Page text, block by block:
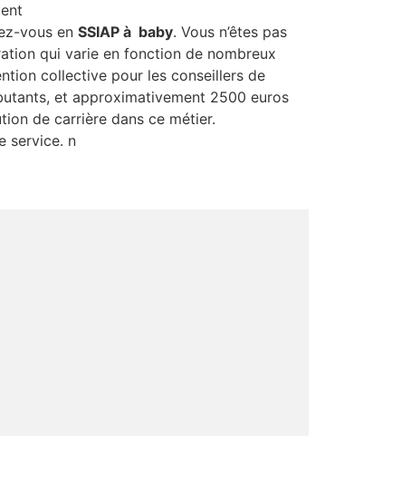
vous en SSIAP à baby. Vous n’êtes pas
qui varie en fonction de nombreux
collective pour les conseillers de
et approximativement 2500 euros
de carrière dans ce métier.
service. n